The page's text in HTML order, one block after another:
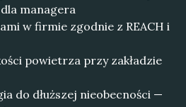
managera
w firmie zgodnie z REACH i
powietrza przy zakładzie
do dłuższej nieobecności —